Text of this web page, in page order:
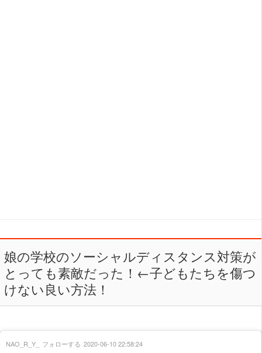
娘の学校のソーシャルディスタンス対策が
とっても素敵だった！←子どもたちを傷つ
けない良い方法！
NAO_R_Y_ フォローする 2020-06-10 22:58:24